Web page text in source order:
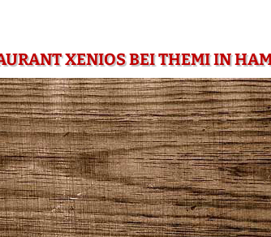
XENIOS BEI THEMI IN